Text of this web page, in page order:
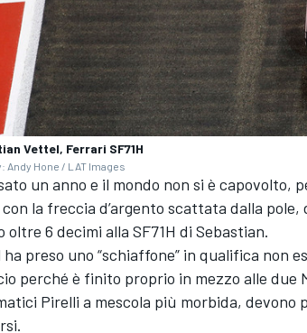
Vettel, Ferrari SF71H
Andy Hone / LAT Images
un anno e il mondo non si è capovolto,
la freccia d’argento scattata dalla pole,
oltre 6 decimi alla SF71H di Sebastian.
preso uno “schiaffone” in qualifica non
perché è finito proprio in mezzo alle due
Pirelli a mescola più morbida,